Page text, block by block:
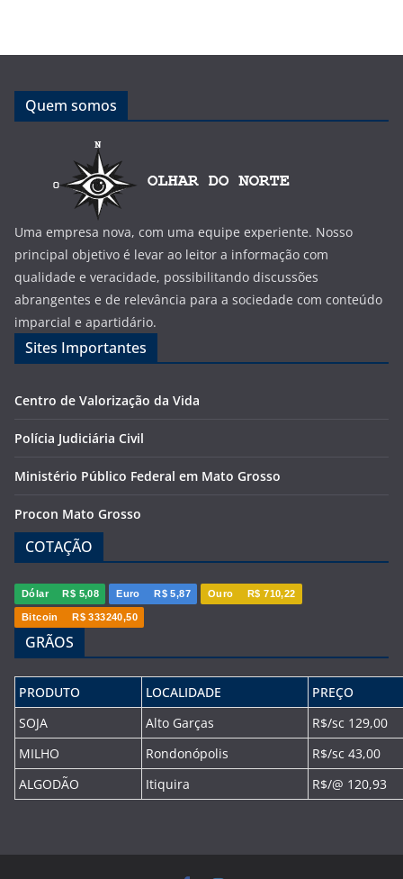
Quem somos
Uma empresa nova, com uma equipe experiente. Nosso
principal objetivo é levar ao leitor a informação com
qualidade e veracidade, possibilitando discussões
abrangentes e de relevância para a sociedade com conteúdo
imparcial e apartidário.
Sites Importantes
Centro de Valorização da Vida
Polícia Judiciária Civil
Ministério Público Federal em Mato Grosso
Procon Mato Grosso
COTAÇÃO
Dólar R$ 5,08 Euro R$ 5,87 Ouro R$ 710,22
Bitcoin R$ 333240,50
GRÃOS
PRODUTO LOCALIDADE
PREÇO
SOJA
Alto Garças
R$/sc 129,00
MILHO
Rondonópolis
R$/sc 43,00
ALGODÃO
Itiquira R$/@ 120,93